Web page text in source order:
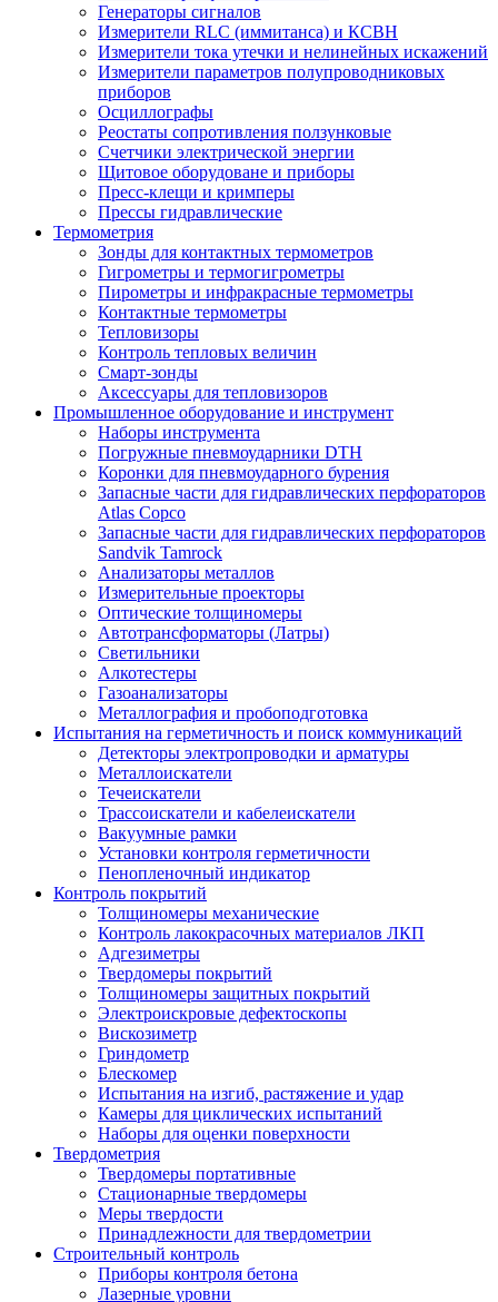
Генераторы сигналов
Измерители RLC (иммитанса) и КСВН
Измерители тока утечки и нелинейных искажений
Измерители параметров полупроводниковых
приборов
Осциллографы
Реостаты сопротивления ползунковые
Счетчики электрической энергии
Щитовое оборудоване и приборы
Пресс-клещи и кримперы
Прессы гидравлические
Термометрия
Зонды для контактных термометров
Гигрометры и термогигрометры
Пирометры и инфракрасные термометры
Контактные термометры
Тепловизоры
Контроль тепловых величин
Смарт-зонды
Аксессуары для тепловизоров
Промышленное оборудование и инструмент
Наборы инструмента
Погружные пневмоударники DTH
Коронки для пневмоударного бурения
Запасные части для гидравлических перфораторов
Atlas Copco
Запасные части для гидравлических перфораторов
Sandvik Tamrock
Анализаторы металлов
Измерительные проекторы
Оптические толщиномеры
Автотрансформаторы (Латры)
Светильники
Алкотестеры
Газоанализаторы
Металлография и пробоподготовка
Испытания на герметичность и поиск коммуникаций
Детекторы электропроводки и арматуры
Металлоискатели
Течеискатели
Трассоискатели и кабелеискатели
Вакуумные рамки
Установки контроля герметичности
Пенопленочный индикатор
Контроль покрытий
Толщиномеры механические
Контроль лакокрасочных материалов ЛКП
Адгезиметры
Твердомеры покрытий
Толщиномеры защитных покрытий
Электроискровые дефектоскопы
Вискозиметр
Гриндометр
Блескомер
Испытания на изгиб, растяжение и удар
Камеры для циклических испытаний
Наборы для оценки поверхности
Твердометрия
Твердомеры портативные
Стационарные твердомеры
Меры твердости
Принадлежности для твердометрии
Строительный контроль
Приборы контроля бетона
Лазерные уровни